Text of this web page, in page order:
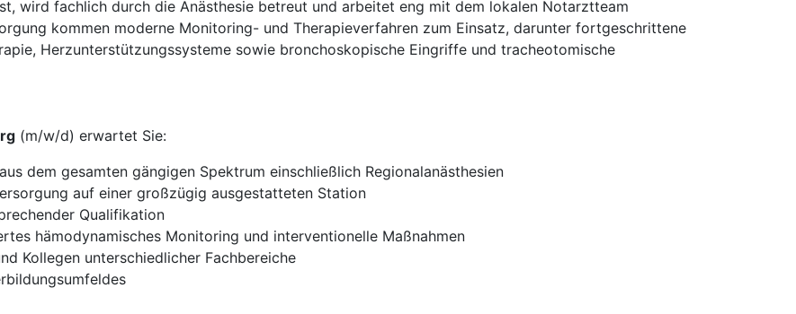
wird fachlich durch die Anästhesie betreut und arbeitet eng mit dem lokalen Notarztteam
kommen moderne Monitoring- und Therapieverfahren zum Einsatz, darunter fortgeschrittene
Herzunterstützungssysteme sowie bronchoskopische Eingriffe und tracheotomische
(m/w/d) erwartet Sie:
dem gesamten gängigen Spektrum einschließlich Regionalanästhesien
auf einer großzügig ausgestatteten Station
Qualifikation
hämodynamisches Monitoring und interventionelle Maßnahmen
Kollegen unterschiedlicher Fachbereiche